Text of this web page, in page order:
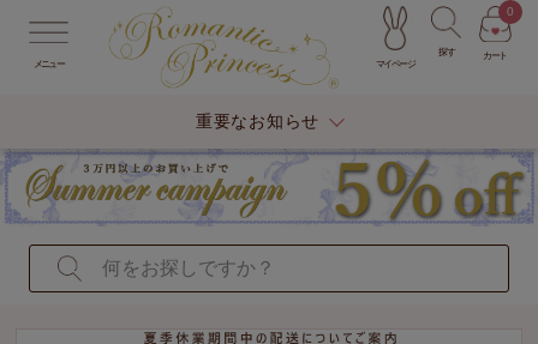
メニュー マイページ
探す カート
0
重要なお知らせ